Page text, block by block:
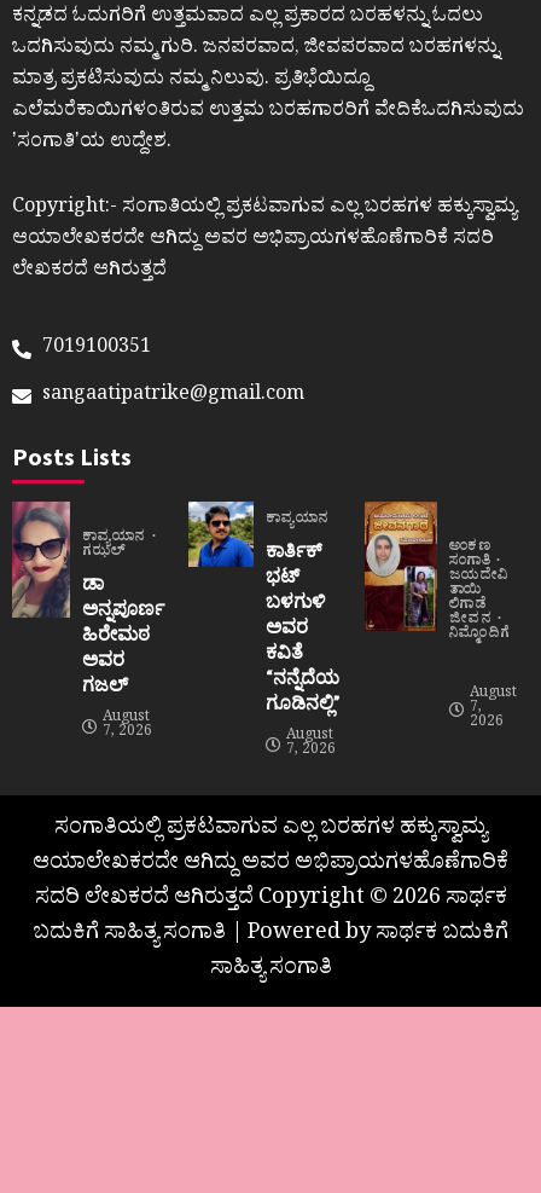
ಕನ್ನಡದ ಓದುಗರಿಗೆ ಉತ್ತಮವಾದ ಎಲ್ಲ ಪ್ರಕಾರದ ಬರಹಳನ್ನು ಓದಲು
ಒದಗಿಸುವುದು ನಮ್ಮ ಗುರಿ. ಜನಪರವಾದ, ಜೀವಪರವಾದ ಬರಹಗಳನ್ನು
ಮಾತ್ರ ಪ್ರಕಟಿಸುವುದು ನಮ್ಮ ನಿಲುವು. ಪ್ರತಿಭೆಯಿದ್ದೂ
ಎಲೆಮರೆಕಾಯಿಗಳಂತಿರುವ ಉತ್ತಮ ಬರಹಗಾರರಿಗೆ ವೇದಿಕೆಒದಗಿಸುವುದು
ʼಸಂಗಾತಿʼಯ ಉದ್ದೇಶ.
Copyright:- ಸಂಗಾತಿಯಲ್ಲಿ ಪ್ರಕಟವಾಗುವ ಎಲ್ಲ ಬರಹಗಳ ಹಕ್ಕುಸ್ವಾಮ್ಯ
ಆಯಾಲೇಖಕರದೇ ಆಗಿದ್ದು ಅವರ ಅಭಿಪ್ರಾಯಗಳಹೊಣೆಗಾರಿಕೆ ಸದರಿ
ಲೇಖಕರದೆ ಆಗಿರುತ್ತದೆ
7019100351
sangaatipatrike@gmail.com
Posts Lists
ಕಾವ್ಯಯಾನ
ಗಝಲ್
ಡಾ
ಅನ್ನಪೂರ್ಣ
ಹಿರೇಮಠ
ಅವರ
ಗಜಲ್
August
7, 2026
ಕಾವ್ಯಯಾನ
ಕಾರ್ತಿಕ್
ಭಟ್
ಬಳಗುಳಿ
ಅವರ
ಕವಿತೆ
“ನನ್ನೆದೆಯ
ಗೂಡಿನಲ್ಲಿ”
August
7, 2026
ಅಂಕಣ
ಸಂಗಾತಿ
ಜಯದೇವಿ
ತಾಯಿ
ಲಿಗಾಡೆ
ಜೀವನ
ನಿಮ್ಮೊಂದಿಗೆ
August
7,
2026
ಸಂಗಾತಿಯಲ್ಲಿ ಪ್ರಕಟವಾಗುವ ಎಲ್ಲ ಬರಹಗಳ ಹಕ್ಕುಸ್ವಾಮ್ಯ
ಆಯಾಲೇಖಕರದೇ ಆಗಿದ್ದು ಅವರ ಅಭಿಪ್ರಾಯಗಳಹೊಣೆಗಾರಿಕೆ
ಸದರಿ ಲೇಖಕರದೆ ಆಗಿರುತ್ತದೆ Copyright © 2026 ಸಾರ್ಥಕ
ಬದುಕಿಗೆ ಸಾಹಿತ್ಯ ಸಂಗಾತಿ | Powered by ಸಾರ್ಥಕ ಬದುಕಿಗೆ
ಸಾಹಿತ್ಯ ಸಂಗಾತಿ